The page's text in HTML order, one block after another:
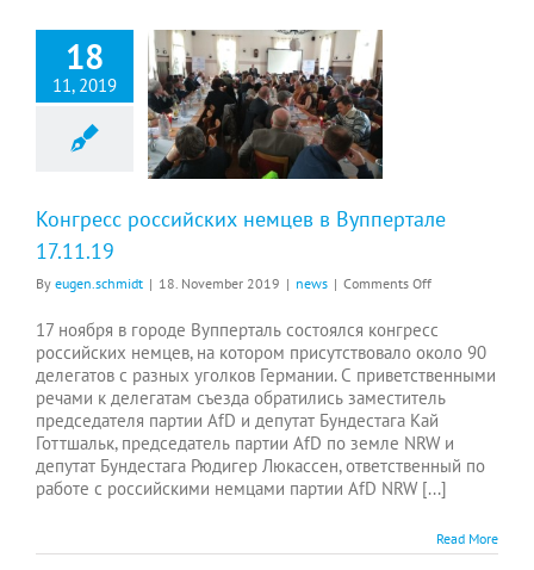
18
11, 2019
Конгресс российских немцев в Вуппертале
17.11.19
By eugen.schmidt | 18. November 2019 | news | Comments Offon
российских
немцев
17.11.19
17 ноября в городе Вупперталь состоялся конгресс
российских немцев, на котором присутствовало около 90
делегатов с разных уголков Германии. С приветственными
речами к делегатам съезда обратились заместитель
председателя партии AfD и депутат Бундестага Кай
Готтшальк, председатель партии AfD по земле NRW и
депутат Бундестага Рюдигер Люкассен, ответственный по
работе с российскими немцами партии AfD NRW [...]
Read More